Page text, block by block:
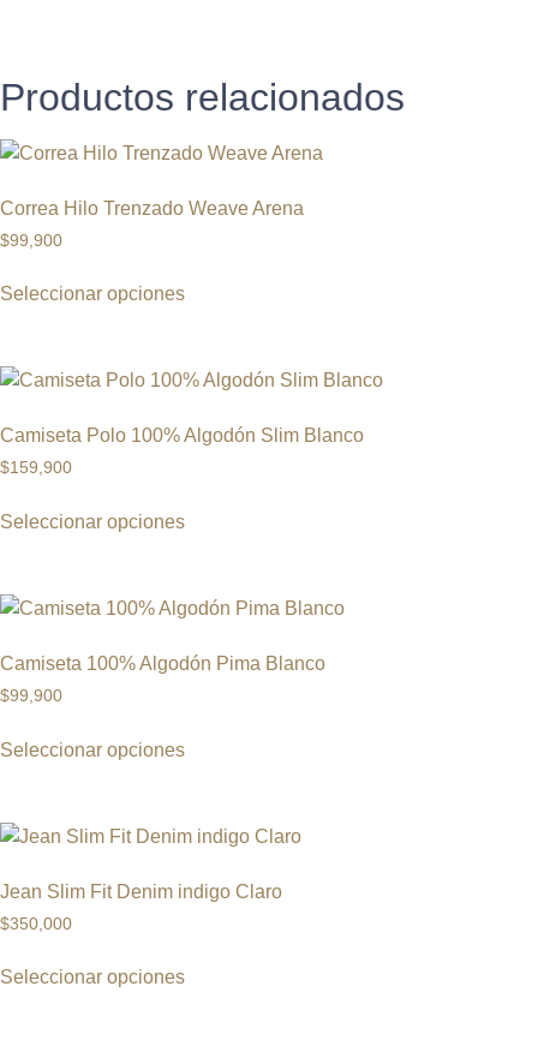
Productos relacionados
Correa Hilo Trenzado Weave Arena
$99,900
Seleccionar opciones
Camiseta Polo 100% Algodón Slim Blanco
$159,900
Seleccionar opciones
Camiseta 100% Algodón Pima Blanco
$99,900
Seleccionar opciones
Jean Slim Fit Denim indigo Claro
$350,000
Seleccionar opciones